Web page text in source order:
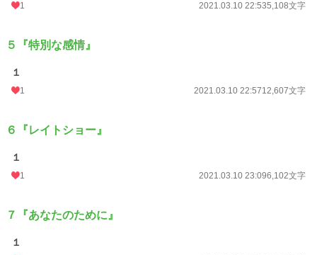
1 2021.03.10 22:535,108文字
５『特別な感情』
１
1 2021.03.10 22:5712,607文字
６『レイトショー』
１
1 2021.03.10 23:096,102文字
７『あなたのために』
１